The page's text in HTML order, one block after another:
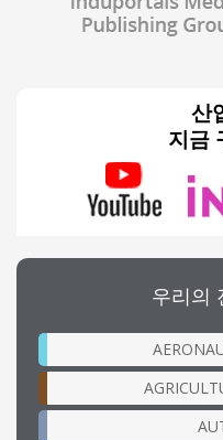
산
지금
우리의